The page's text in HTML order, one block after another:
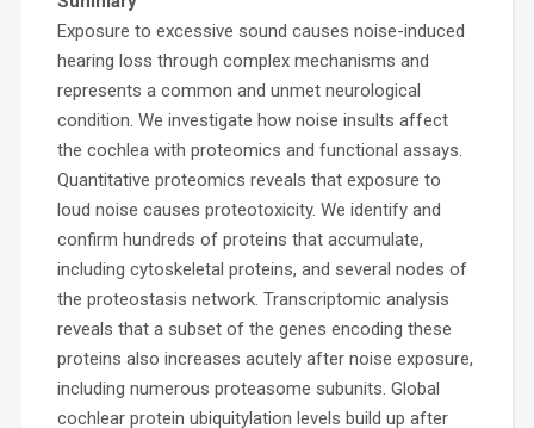
Exposure to excessive sound causes noise-induced
hearing loss through complex mechanisms and
represents a common and unmet neurological
condition. We investigate how noise insults affect
the cochlea with proteomics and functional assays.
Quantitative proteomics reveals that exposure to
loud noise causes proteotoxicity. We identify and
confirm hundreds of proteins that accumulate,
including cytoskeletal proteins, and several nodes of
the proteostasis network. Transcriptomic analysis
reveals that a subset of the genes encoding these
proteins also increases acutely after noise exposure,
including numerous proteasome subunits. Global
cochlear protein ubiquitylation levels build up after